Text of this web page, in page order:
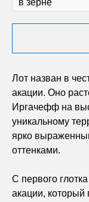
Лот назван в
акации. Оно
Иргачефф на
уникальному
ярко
оттенками.
С первого
акации, который